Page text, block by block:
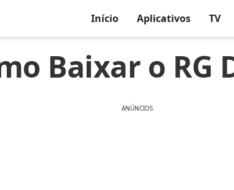
Início Aplicativos TV
Baixar o RG
ANÚNCIOS